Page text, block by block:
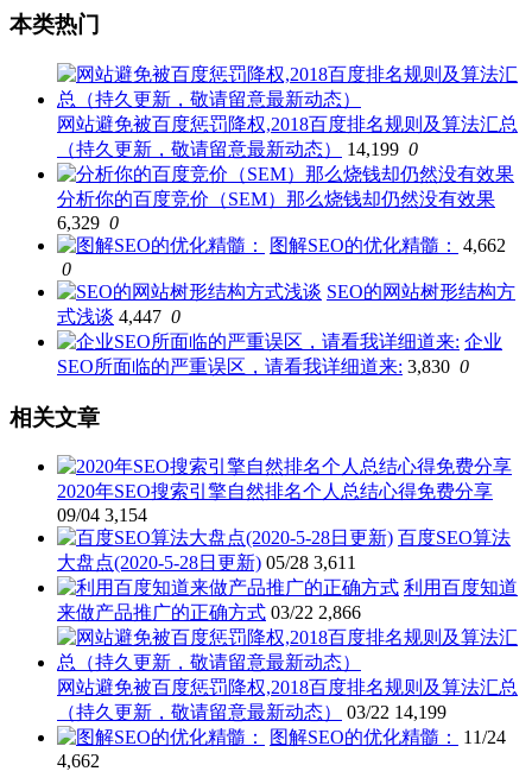
本类热门
网站避免被百度惩罚降权,2018百度排名规则及算法汇总
（持久更新，敬请留意最新动态）
14,199 0
分析你的百度竞价（SEM）那么烧钱却仍然没有效果
6,329 0
图解SEO的优化精髓：
4,662
0
SEO的网站树形结构方
式浅谈 4,447 0
企业
SEO所面临的严重误区，请看我详细道来: 3,830 0
相关文章
2020年SEO搜索引擎自然排名个人总结心得免费分享
09/04 3,154
百度SEO算法
大盘点(2020-5-28日更新) 05/28 3,611
利用百度知道
来做产品推广的正确方式 03/22 2,866
网站避免被百度惩罚降权,2018百度排名规则及算法汇总
（持久更新，敬请留意最新动态）
03/22 14,199
图解SEO的优化精髓：
11/24
4,662